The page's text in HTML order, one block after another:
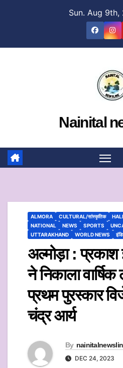
Sun. Aug 9th,
Nainital
ALMORA CULTURAL/सांस्कृतिक
NATIONAL
NEWS SPORTS
UTTARAKHAND
WORLD NEWS
अल्मोड़ा : प्रकाश
ने निकाला
प्रथम पुरस्कार
चंद्र आर्य
By
DEC 24, 2023